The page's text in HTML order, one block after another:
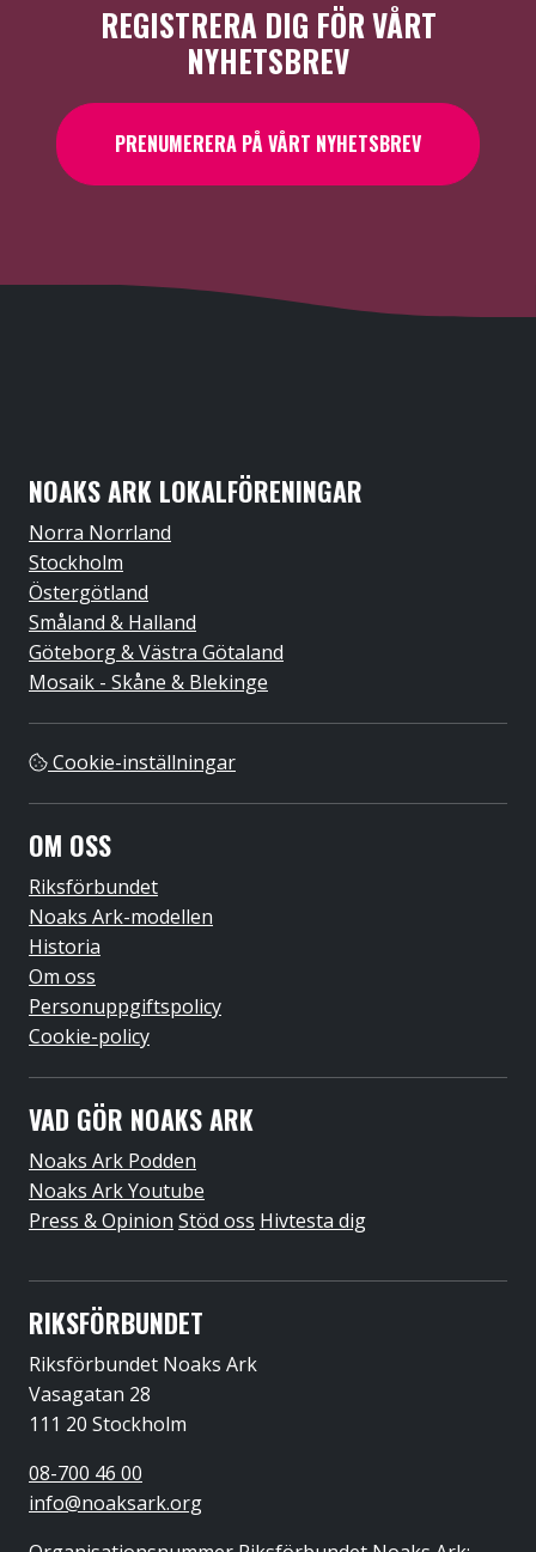
REGISTRERA DIG FÖR VÅRT
NYHETSBREV
PRENUMERERA PÅ VÅRT NYHETSBREV
NOAKS ARK LOKALFÖRENINGAR
Norra Norrland
Stockholm
Östergötland
Småland & Halland
Göteborg & Västra Götaland
Mosaik - Skåne & Blekinge
Cookie-inställningar
OM OSS
Riksförbundet
Noaks Ark-modellen
Historia
Om oss
Personuppgiftspolicy
Cookie-policy
VAD GÖR NOAKS ARK
Noaks Ark Podden
Noaks Ark Youtube
Press & Opinion Stöd oss Hivtesta dig
RIKSFÖRBUNDET
Riksförbundet Noaks Ark
Vasagatan 28
111 20 Stockholm
08-700 46 00
info@noaksark.org